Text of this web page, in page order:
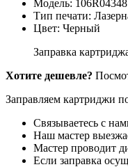
Модель: 106R04348
Тип печати:
Цвет: Черный
Заправка
Хотите дешевле?
Заправляем картриджи
Связываетесь с
Наш мастер
Мастер проводит
Если заправка